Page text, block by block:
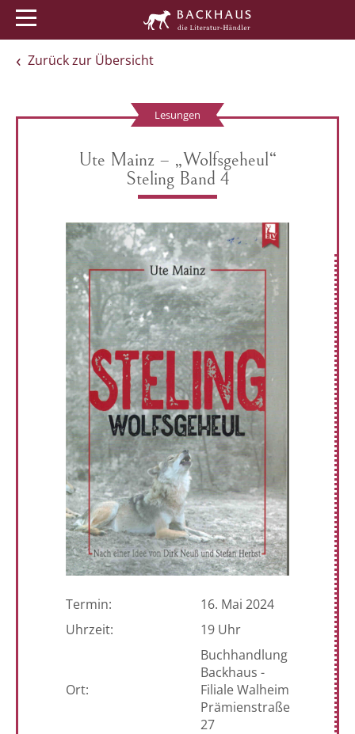
Zurück zur Übersicht
Lesungen
Ute Mainz – „Wolfsgeheul“
Steling Band 4
Termin:
16. Mai 2024
Uhrzeit:
19 Uhr
Ort:
Buchhandlung
Backhaus -
Filiale Walheim
Prämienstraße
27